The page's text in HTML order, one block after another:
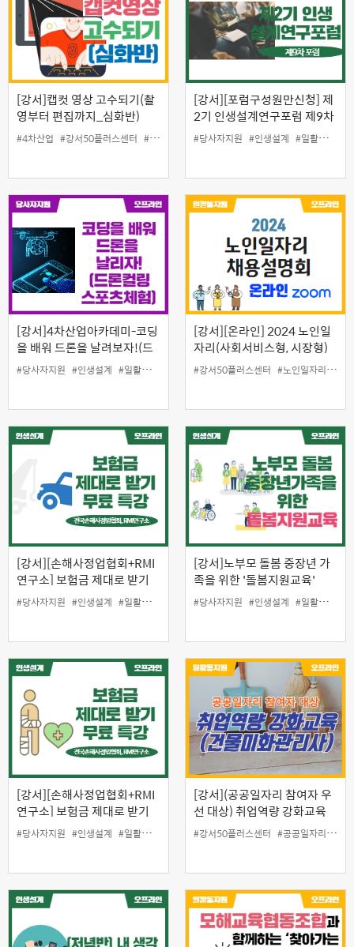
[강서]캡컷 영상 고수되기(촬
영부터 편집까지_심화반)
#4차산업 #강서50플러스센터 #디지털 #미디어 #영상촬영 #영상편집 #일활동
[강서][포럼구성원만신청] 제
2기 인생설계연구포럼 제9차
포럼
#당사자지원 #인생설계 #일활동지원
[강서]4차산업아카데미-코딩
을 배워 드론을 날려보자!(드
론컬링스포츠체험)
#당사자지원 #인생설계 #일활동지원
[강서][온라인] 2024 노인일
자리(사회서비스형, 시장형)
채용설명회
#강서50플러스센터 #노인일자리 #일
[강서][손해사정업협회+RMI
연구소] 보험금 제대로 받기
(자동차보험) 무료 특강
#당사자지원 #인생설계 #일활동지원
[강서]노부모 돌봄 중장년 가
족을 위한 '돌봄지원교육'
#당사자지원 #인생설계 #일활동지원
[강서][손해사정업협회+RMI
연구소] 보험금 제대로 받기
무료 특강
#당사자지원 #인생설계 #일활동지원
[강서](공공일자리 참여자 우
선 대상) 취업역량 강화교육
'건물미화관리사'
#강서50플러스센터 #공공일자리참여자만